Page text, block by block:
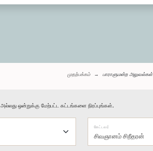
முதற்பக்கம் பாராளுமன்ற அலுவல்கள்
ஒன்றுக்கு மேற்பட்ட கட்டங்களை நிரப்புங்கள்.
சிவஞானம் சிறீதரன்
கேட்டவர்